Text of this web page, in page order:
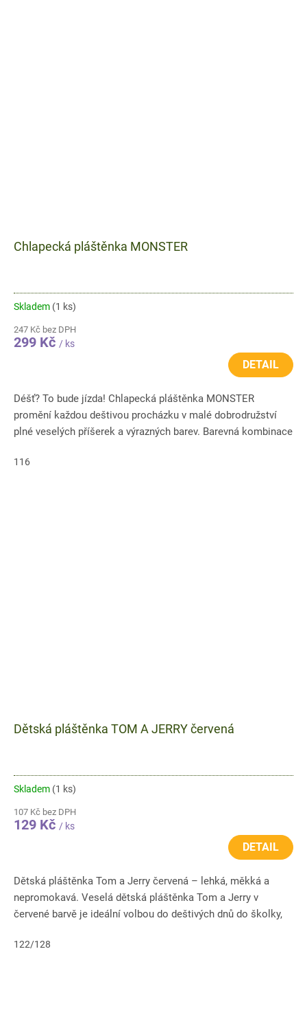
Chlapecká pláštěnka MONSTER
Skladem (1 ks)
247 Kč bez DPH
299 Kč / ks
DETAIL
Déšť? To bude jízda! Chlapecká pláštěnka MONSTER
promění každou deštivou procházku v malé dobrodružství
plné veselých příšerek a výrazných barev. Barevná kombinace
116
Dětská pláštěnka TOM A JERRY červená
Skladem (1 ks)
107 Kč bez DPH
129 Kč / ks
DETAIL
Dětská pláštěnka Tom a Jerry červená – lehká, měkká a
nepromokavá. Veselá dětská pláštěnka Tom a Jerry v
červené barvě je ideální volbou do deštivých dnů do školky,
122/128